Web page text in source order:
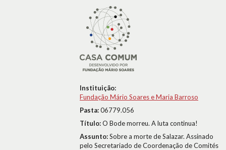
Instituição:
Fundação Mário Soares e Maria Barroso
Pasta:06779.056
Título:O Bode morreu. A luta continua!
Assunto:Sobre a morte de Salazar. Assinado
pelo Secretariado de Coordenação de Comités